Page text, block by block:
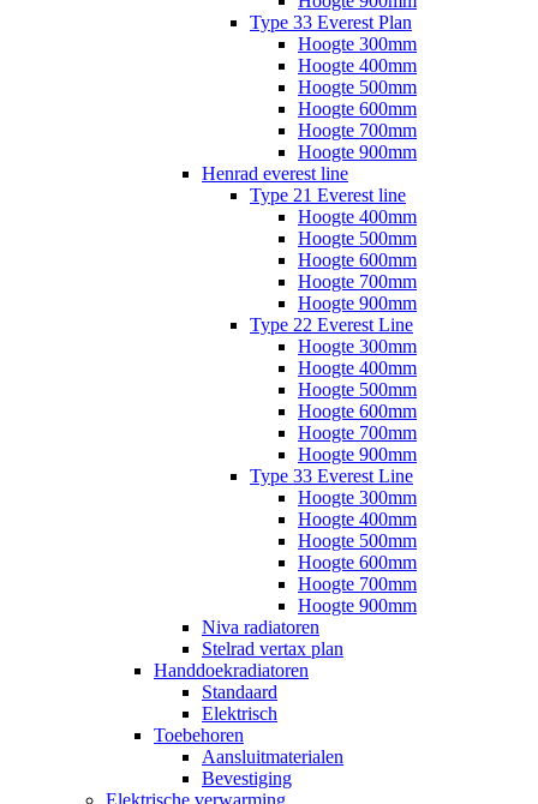
Type 33 Everest Plan
Hoogte 300mm
Hoogte 400mm
Hoogte 500mm
Hoogte 600mm
Hoogte 700mm
Hoogte 900mm
Henrad everest line
Type 21 Everest line
Hoogte 400mm
Hoogte 500mm
Hoogte 600mm
Hoogte 700mm
Hoogte 900mm
Type 22 Everest Line
Hoogte 300mm
Hoogte 400mm
Hoogte 500mm
Hoogte 600mm
Hoogte 700mm
Hoogte 900mm
Type 33 Everest Line
Hoogte 300mm
Hoogte 400mm
Hoogte 500mm
Hoogte 600mm
Hoogte 700mm
Hoogte 900mm
Niva radiatoren
Stelrad vertax plan
Handdoekradiatoren
Standaard
Elektrisch
Toebehoren
Aansluitmaterialen
Bevestiging
Elektrische verwarming